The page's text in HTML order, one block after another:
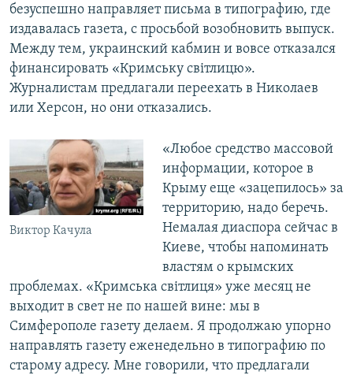
безуспешно направляет письма в типографию, где
издавалась газета, с просьбой возобновить выпуск.
Между тем, украинский кабмин и вовсе отказался
финансировать «Кримську світлицю».
Журналистам предлагали переехать в Николаев
или Херсон, но они отказались.
Виктор Качула
«Любое средство массовой
информации, которое в
Крыму еще «зацепилось» за
территорию, надо беречь.
Немалая диаспора сейчас в
Киеве, чтобы напоминать
властям о крымских
проблемах. «Кримська світлиця» уже месяц не
выходит в свет не по нашей вине: мы в
Симферополе газету делаем. Я продолжаю упорно
направлять газету еженедельно в типографию по
старому адресу. Мне говорили, что предлагали